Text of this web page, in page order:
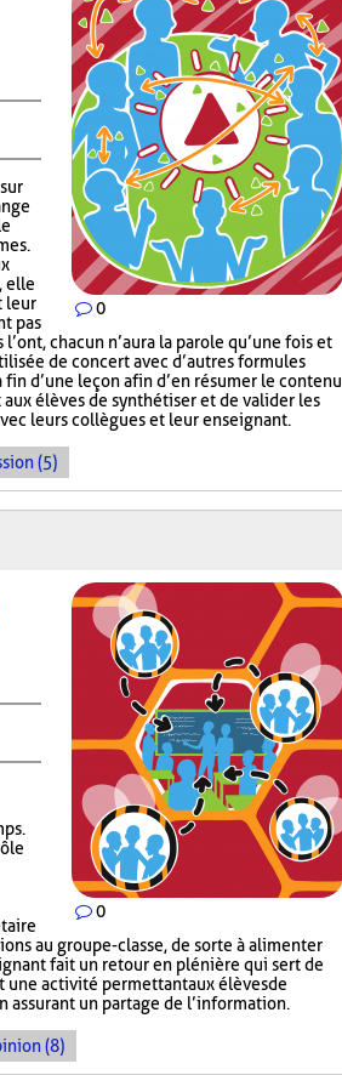
0
elle
leur
pas
chacun n’aura la parole qu’une fois et
de concert avec d’autres formules
d’une leçon afin d’en résumer le contenu
élèves de synthétiser et de valider les
leurs collègues et leur enseignant.
(5)
0
au groupe-classe, de sorte à alimenter
fait un retour en plénière qui sert de
une activité permettant aux élèves de
assurant un partage de l’information.
(8)